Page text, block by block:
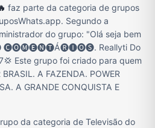
faz parte da categoria de grupos
Segundo a
do grupo: "Olá seja bem
🅒🅞🅜🅔🅝🅣Á🅡🅘🅞🅢. Reallyti Do
Este grupo foi criado para quem
A FAZENDA. POWER
A GRANDE CONQUISTA E
da categoria de Televisão do